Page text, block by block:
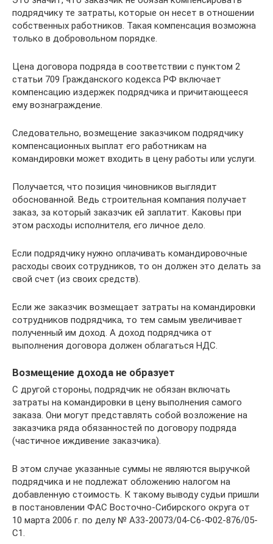
подрядчику те затраты, которые он несет в отношении
собственных работников. Такая компенсация возможна
только в добровольном порядке.
Цена договора подряда в соответствии с пунктом 2
статьи 709 Гражданского кодекса РФ включает
компенсацию издержек подрядчика и причитающееся
ему вознаграждение.
Следовательно, возмещение заказчиком подрядчику
компенсационных выплат его работникам на
командировки может входить в цену работы или услуги.
Получается, что позиция чиновников выглядит
обоснованной. Ведь строительная компания получает
заказ, за который заказчик ей заплатит. Каковы при
этом расходы исполнителя, его личное дело.
Если подрядчику нужно оплачивать командировочные
расходы своих сотрудников, то он должен это делать за
свой счет (из своих средств).
Если же заказчик возмещает затраты на командировки
сотрудников подрядчика, то тем самым увеличивает
полученный им доход. А доход подрядчика от
выполнения договора должен облагаться НДС.
Возмещение дохода не образует
С другой стороны, подрядчик не обязан включать
затраты на командировки в цену выполнения самого
заказа. Они могут представлять собой возложение на
заказчика ряда обязанностей по договору подряда
(частичное иждивение заказчика).
В этом случае указанные суммы не являются выручкой
подрядчика и не подлежат обложению налогом на
добавленную стоимость. К такому выводу судьи пришли
в постановлении ФАС Восточно-Сибирского округа от
10 марта 2006 г. по делу № А33-20073/04-С6-Ф02-876/05-
С1.